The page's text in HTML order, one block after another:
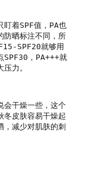
盯着SPF值，PA也
防晒标注不同，所
SPF20就够用
SPF30，PA+++就
力。
会干燥一些，这个
冬皮肤容易干燥起
，减少对肌肤的刺